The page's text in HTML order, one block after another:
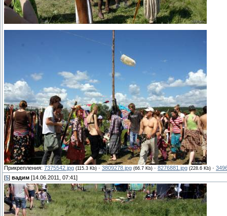
Прикрепления: 7375542.jpg (115.3 Kb) · 3809278.jpg (66.7 Kb) · 8276881.jpg (228.6 Kb) ·
[5] вадим [14.06.2011, 07:41]